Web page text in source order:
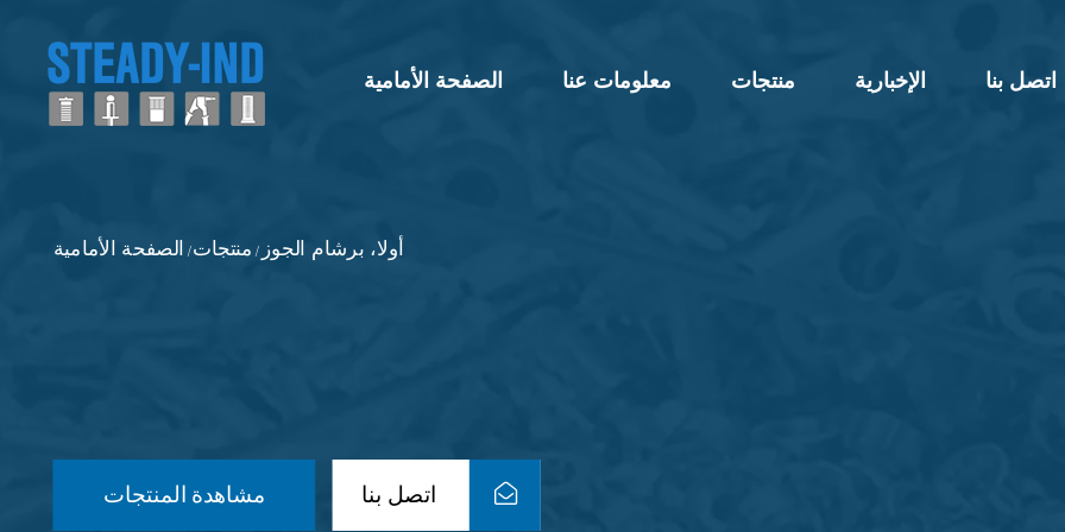
الصفحة الأمامية معلومات عنا منتجات الإخبارية اتصل بنا
الصفحة الأمامية / منتجات / أولا، برشام الجوز
مشاهدة المنتجات